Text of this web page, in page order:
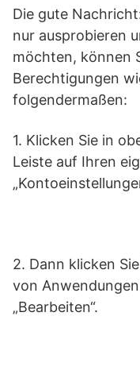
Die gute
nur ausprobieren
möchten, können
Berechtigungen
folgendermaßen:
1. Klicken Sie in
Leiste auf Ihren
2. Dann klicken
von
„Bearbeiten“.